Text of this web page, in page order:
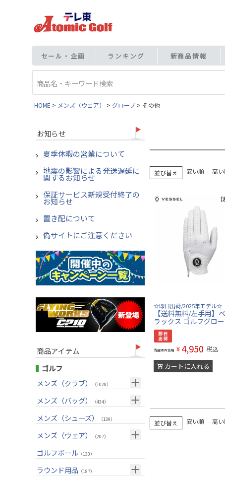
セール・企画 ランキング 新商品情報
HOME メンズ（ウェア） グローブ その他
お知らせ
夏季休暇の営業について
地震の影響による発送遅延に
関するお知らせ
保証サービス新規受付終了の
お知らせ
置き配について
偽サイトにご注意ください
商品アイテム
ゴルフ
メンズ（クラブ）
（1028）
クラブセット(右用) （24）
ドライバー(右用)
フェアウェイウッド(右用) （100）
メンズ（バッグ） （434）
キャディバッグ（212）
ボストンバッグ
トートバッグ
メンズ（シューズ） （139）
メンズ（ウェア） （207）
トップス（55）
ボトムス（26）
ゴルフボール （130）
ラウンド用品 （187）
並び替え 安い順 高
☆即日出荷/2025年モデル☆
【送料無料/左手用】
ラックス ゴルフグロ
当店販売価格 ¥ 4,950 税込
カートに入れる
並び替え 安い順 高